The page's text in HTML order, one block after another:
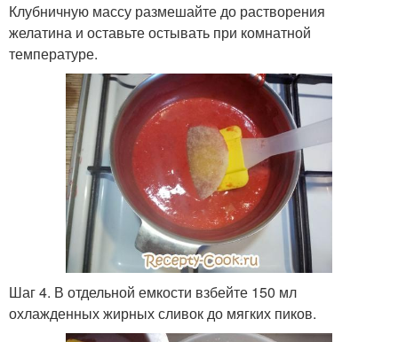
Клубничную массу размешайте до растворения
желатина и оставьте остывать при комнатной
температуре.
Шаг 4. В отдельной емкости взбейте 150 мл
охлажденных жирных сливок до мягких пиков.